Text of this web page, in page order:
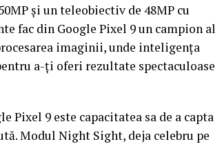
și un teleobiectiv de 48MP cu
fac din Google Pixel 9 un campion al
imaginii, unde inteligența
a-ți oferi rezultate spectaculoase
Pixel 9 este capacitatea sa de a capta
Modul Night Sight, deja celebru pe